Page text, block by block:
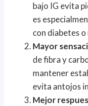
bajo IG evita
es
con diabetes
Mayor
de fibra y
mantener
evita antojos
Mejor